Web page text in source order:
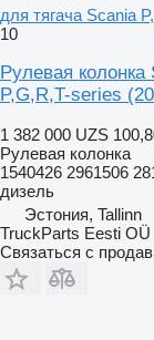
для тягача Scania
10
Рулевая колонка
P,G,R,T-series
1 382 000 UZS
Рулевая колонка
1540426 2961506
дизель
Эстония, Tallinn
TruckParts Eesti OÜ
Связаться с